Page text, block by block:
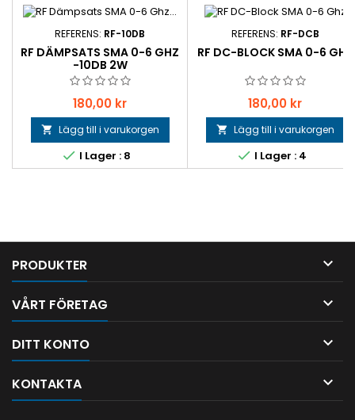
REFERENS: RF-10DB
RF DÄMPSATS SMA 0-6 GHZ
-10DB 2W
Pris
180,00 kr
 Lägg till i varukorgen
 I Lager : 8
REFERENS: RF-DCB
RF DC-BLOCK SMA 0-6 GHZ
Pris
180,00 kr
 Lägg till i varukorgen
 I Lager : 4
PRODUKTER 
VÅRT FÖRETAG 
DITT KONTO 
KONTAKTA 